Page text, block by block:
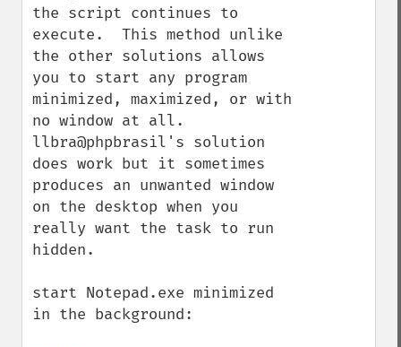
the script continues to
execute.  This method unlike
the other solutions allows
you to start any program
minimized, maximized, or with
no window at all.
llbra@phpbrasil's solution
does work but it sometimes
produces an unwanted window
on the desktop when you
really want the task to run
hidden.
start Notepad.exe minimized
in the background: